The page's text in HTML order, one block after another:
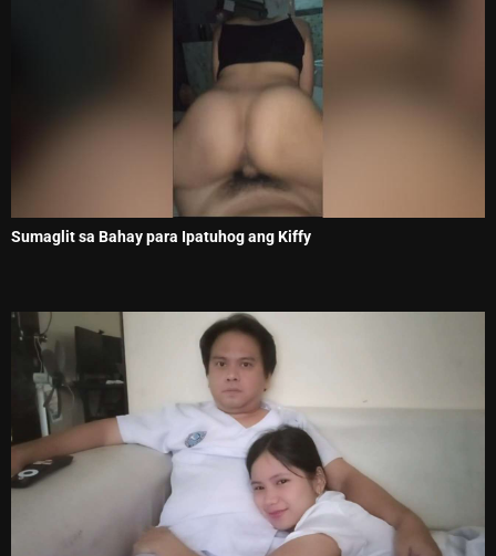
Sumaglit sa Bahay para Ipatuhog ang Kiffy